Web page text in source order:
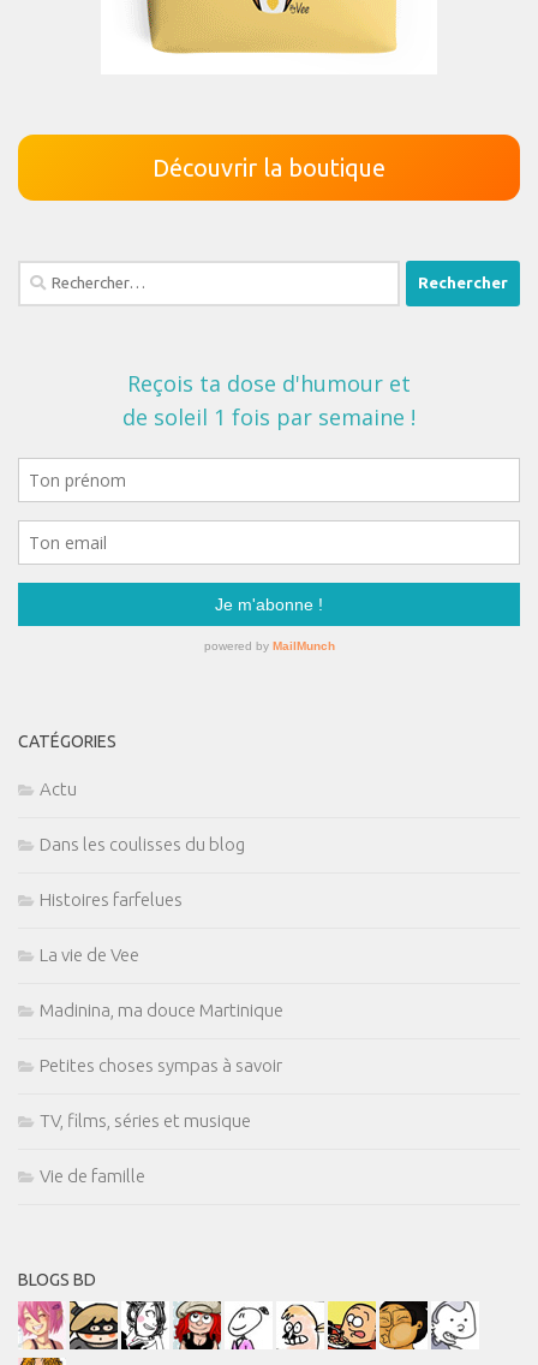
Découvrir la boutique
Rechercher :
CATÉGORIES
Actu
Dans les coulisses du blog
Histoires farfelues
La vie de Vee
Madinina, ma douce Martinique
Petites choses sympas à savoir
TV, films, séries et musique
Vie de famille
BLOGS BD